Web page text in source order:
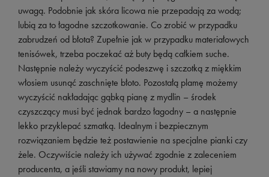
uwagą. Podobnie jak skóra licowa nie przepadają za wodą;
lubią za to łagodne szczotkowanie. Co zrobić w przypadku
zabrudzeń od błota? Zupełnie jak w przypadku materiałowych
tenisówek, trzeba poczekać aż buty będą całkiem suche.
Następnie należy wyczyścić podeszwę i szczotką z miękkim
włosiem usunąć zaschnięte błoto. Pozostałą plamę możemy
wyczyścić nakładając gąbką pianę z mydlin – środek
czyszczący musi być jednak bardzo łagodny – a następnie
lekko przyklepać szmatką. Idealnym i bezpiecznym
rozwiązaniem będzie też postawienie na specjalne pianki czy
żele. Oczywiście należy ich używać zgodnie z zaleceniem
producenta, a jeśli stawiamy na nowy produkt, lepiej